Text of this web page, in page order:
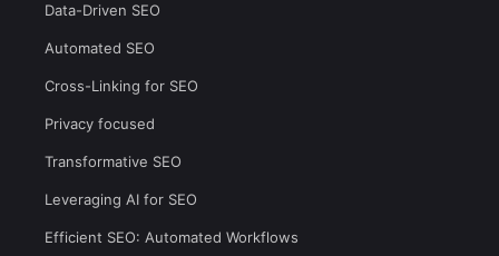
Data-Driven SEO
Automated SEO
Cross-Linking for SEO
Privacy focused
Transformative SEO
Leveraging AI for SEO
Efficient SEO: Automated Workflows